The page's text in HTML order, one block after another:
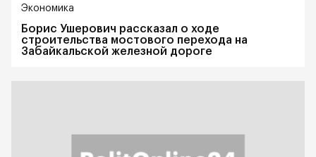
Экономика
Борис Ушерович рассказал о ходе
строительства мостового перехода на
Забайкальской железной дороге